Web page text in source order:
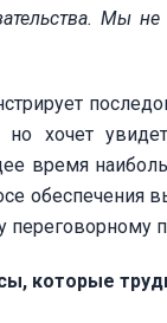
Мы не
но хочет
время
обеспечения
переговорному
которые